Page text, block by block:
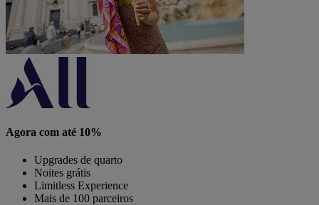
Agora com até 10%
Upgrades de quarto
Noites grátis
Limitless Experience
Mais de 100 parceiros